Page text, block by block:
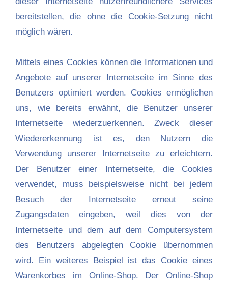
bereitstellen, die ohne die Cookie-Setzung nicht
möglich wären.
Mittels eines Cookies können die Informationen und
Angebote auf unserer Internetseite im Sinne des
Benutzers optimiert werden. Cookies ermöglichen
uns, wie bereits erwähnt, die Benutzer unserer
Internetseite wiederzuerkennen. Zweck dieser
Wiedererkennung ist es, den Nutzern die
Verwendung unserer Internetseite zu erleichtern.
Der Benutzer einer Internetseite, die Cookies
verwendet, muss beispielsweise nicht bei jedem
Besuch der Internetseite erneut seine
Zugangsdaten eingeben, weil dies von der
Internetseite und dem auf dem Computersystem
des Benutzers abgelegten Cookie übernommen
wird. Ein weiteres Beispiel ist das Cookie eines
Warenkorbes im Online-Shop. Der Online-Shop